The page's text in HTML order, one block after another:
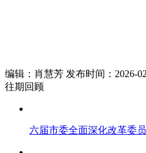
编辑：肖慧芳 发布时间：2026-
往期回顾
六届市委全面深化改革委